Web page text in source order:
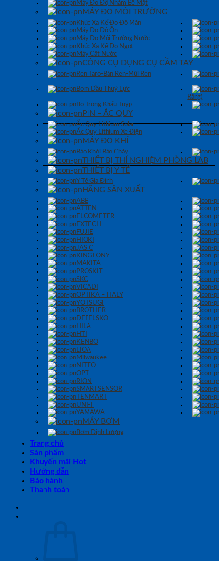
Máy Đo Độ Nhám Bề Mặt
MÁY ĐO MÔI TRƯỜNG
Khúc Xạ Kế Đo Độ Mặn
Máy Đo Độ Ồn
Máy Đo Môi Trường Nước
Khúc Xạ Kế Đo Ngọt
Máy Cất Nước
CÔNG CỤ DỤNG CỤ CẦM TAY
Ren Taro-Bàn Ren-Mũi Ren
Bơm Dầu Thuỷ Lực
Răng)
Bộ Tròng Khẩu Tuýp
PIN – ẮC QUY
Ắc Quy Lithium Solar
Ắc Quy Lithium Xe Điện
MÁY ĐO KHÍ
Báo Khói Báo Cháy
THIẾT BỊ THÍ NGHIỆM PHÒNG LAB
THIẾT BỊ Y TẾ
Y Tế Gia Đình
HÃNG SẢN XUẤT
ABB
ATTEN
ELCOMETER
EXTECH
FUJIE
HIOKI
JASIC
KINGTONY
MAKITA
PROSKIT
SKC
VICADI
OPTIKA – ITALY
YOTSUGI
BROTHER
DEFELSKO
HILA
HTI
KENBO
LIOA
Milwaukee
NITTO
OPT
RION
SMARTSENSOR
TENMART
UNI-T
YAMAWA
MÁY BƠM
Bơm Định Lượng
Trang chủ
Sản phẩm
Khuyến mãi Hot
Hướng dẫn
Bảo hành
Thanh toán